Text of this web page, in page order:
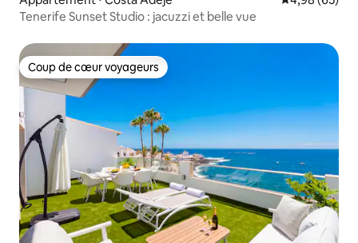
Tenerife Sunset Studio : jacuzzi et belle vue
Coup de cœur voyageurs
Coup de cœur voyageurs